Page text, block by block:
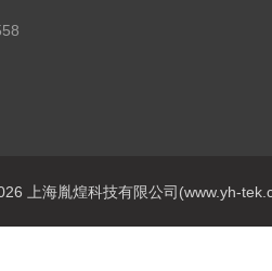
上海胤煌科技有限公司(www.yh-